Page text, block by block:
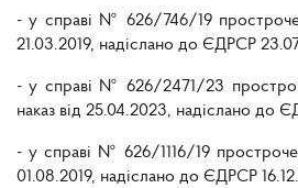
- у справі № 626/746/19
21.03.2019, надіслано до ЄДРСР
- у справі № 626/2471/23
наказ від 25.04.2023, надіслано до
- у справі № 626/1116/19
01.08.2019, надіслано до ЄДРСР